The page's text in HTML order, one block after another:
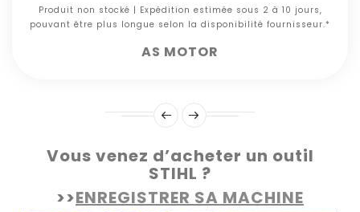
Produit non stocké | Expédition estimée sous 2 à 10 jours,
pouvant être plus longue selon la disponibilité fournisseur.*
AS MOTOR
Vous venez d’acheter un outil
STIHL ?
>>ENREGISTRER SA MACHINE